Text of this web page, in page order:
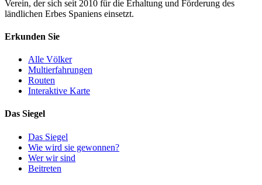
Verein, der sich seit 2010 für die Erhaltung und Förderung des
ländlichen Erbes Spaniens einsetzt.
Erkunden Sie
Alle Völker
Multierfahrungen
Routen
Interaktive Karte
Das Siegel
Das Siegel
Wie wird sie gewonnen?
Wer wir sind
Beitreten